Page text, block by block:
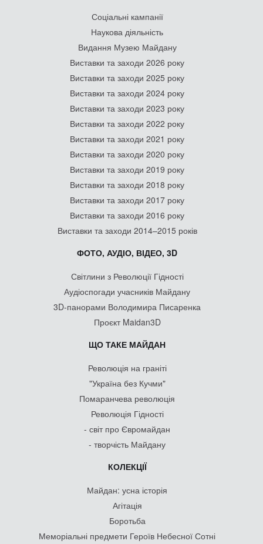
Соціальні кампанії
Наукова діяльність
Видання Музею Майдану
Виставки та заходи 2026 року
Виставки та заходи 2025 року
Виставки та заходи 2024 року
Виставки та заходи 2023 року
Виставки та заходи 2022 року
Виставки та заходи 2021 року
Виставки та заходи 2020 року
Виставки та заходи 2019 року
Виставки та заходи 2018 року
Виставки та заходи 2017 року
Виставки та заходи 2016 року
Виставки та заходи 2014–2015 років
ФОТО, АУДІО, ВІДЕО, 3D
Світлини з Революції Гідності
Аудіоспогади учасників Майдану
3D-панорами Володимира Писаренка
Проєкт Maidan3D
ЩО ТАКЕ МАЙДАН
Революція на граніті
"Україна без Кучми"
Помаранчева революція
Революція Гідності
- світ про Євромайдан
- творчість Майдану
КОЛЕКЦІЇ
Майдан: усна історія
Агітація
Боротьба
Меморіальні предмети Героїв Небесної Сотні